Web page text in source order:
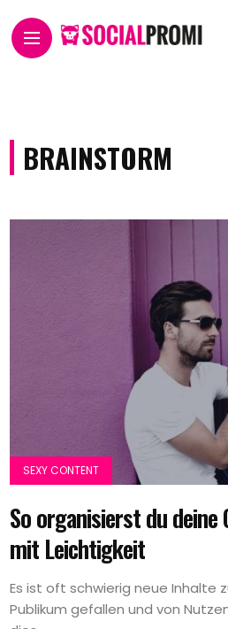
BRAINSTORM
SEXY CONTENT
So organisierst du
mit Leichtigkeit
Es ist oft schwierig neue Inhalte
Publikum gefallen und von